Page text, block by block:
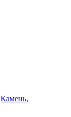
Камень,